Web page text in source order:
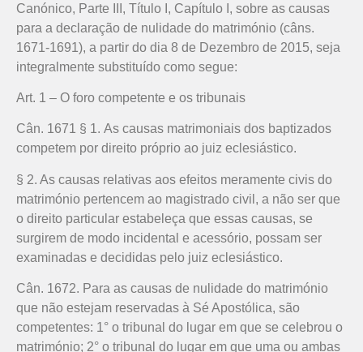
Canónico, Parte III, Título I, Capítulo I, sobre as causas
para a declaração de nulidade do matrimónio (câns.
1671-1691), a partir do dia 8 de Dezembro de 2015, seja
integralmente substituído como segue:
Art. 1 – O foro competente e os tribunais
Cân. 1671 § 1. As causas matrimoniais dos baptizados
competem por direito próprio ao juiz eclesiástico.
§ 2. As causas relativas aos efeitos meramente civis do
matrimónio pertencem ao magistrado civil, a não ser que
o direito particular estabeleça que essas causas, se
surgirem de modo incidental e acessório, possam ser
examinadas e decididas pelo juiz eclesiástico.
Cân. 1672. Para as causas de nulidade do matrimónio
que não estejam reservadas à Sé Apostólica, são
competentes: 1° o tribunal do lugar em que se celebrou o
matrimónio; 2° o tribunal do lugar em que uma ou ambas